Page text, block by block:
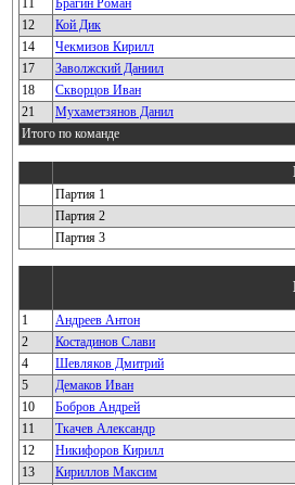
11 Брагин Роман
12 Кой Дик
14 Чекмизов Кирилл
17 Заволжский Даниил
18 Скворцов Иван
21 Мухаметзянов Данил
Итого по команде
Партия 1
Партия 2
Партия 3
1 Андреев Антон
2 Костадинов Слави
4 Шевляков Дмитрий
5 Демаков Иван
10 Бобров Андрей
11 Ткачев Александр
12 Никифоров Кирилл
13 Кириллов Максим